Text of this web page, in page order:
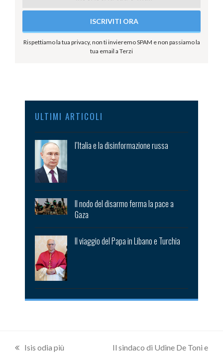
Rispettiamo la tua privacy, non ti invieremo SPAM e non passiamo la
tua email a Terzi
ULTIMI ARTICOLI
l’Italia e la disinformazione russa
Il nodo del disarmo ferma la pace a
Gaza
Il viaggio del Papa in Libano e Turchia
previous
Isis odia più
next
Il sindaco di Udine De Toni e